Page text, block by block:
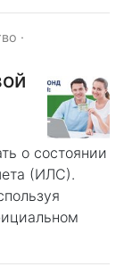
·
о состоянии
(ИЛС).